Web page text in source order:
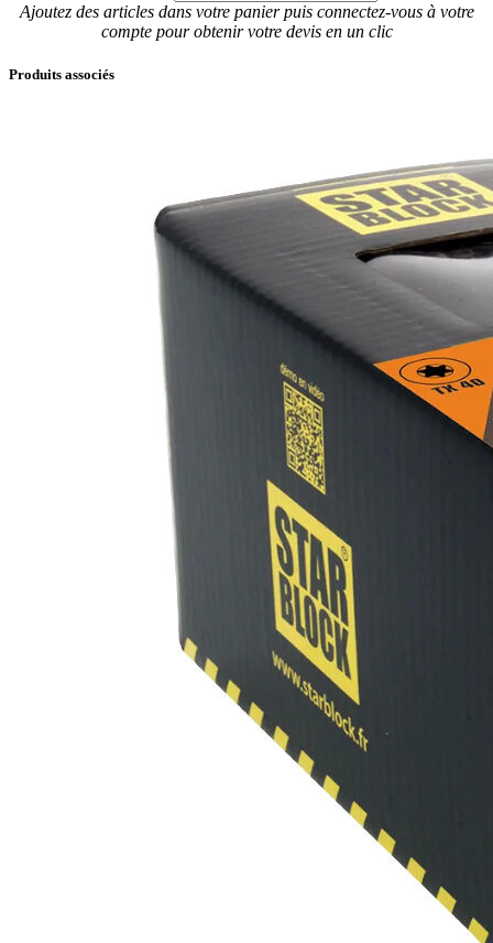
Ajoutez des articles dans votre panier puis connectez-vous à votre
compte pour obtenir votre devis en un clic
Produits associés